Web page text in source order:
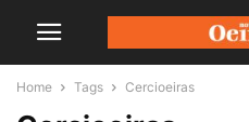
Home Tags Cercioeiras